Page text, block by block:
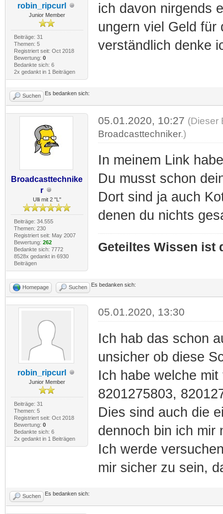
robin_ripcurl
Junior Member
Beiträge: 31
Themen: 5
Registriert seit: Oct 2018
Bewertung: 0
Bedankte sich: 6
2x gedankt in 1 Beiträgen
ich davon nirgends
ungern viel Geld für
verständlich denke
Suchen Es bedanken sich:
Broadcasttechnike
r
Ulli mit 2 "L"
Beiträge: 34.555
Themen: 230
Registriert seit: May 2007
Bewertung: 262
Bedankte sich: 7772
8528x gedankt in 6930
Beiträgen
05.01.2020, 10:27 (Dieser
Broadcasttechniker.)
In meinem Link
Du musst schon
Dort sind ja auch
denen du nichts
Geteiltes Wissen ist
Homepage Suchen Es bedanken sich:
robin_ripcurl
Junior Member
Beiträge: 31
Themen: 5
Registriert seit: Oct 2018
Bewertung: 0
Bedankte sich: 6
2x gedankt in 1 Beiträgen
05.01.2020, 13:30
Ich hab das schon
unsicher ob diese
Ich habe welche
8201275803,
Dies sind auch die
dennoch bin ich mir
Ich werde
mir sicher zu sein,
Suchen Es bedanken sich: